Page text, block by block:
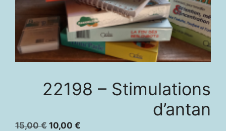
22198 – Stimulations
d’antan
15,00€ Le
10,00 €